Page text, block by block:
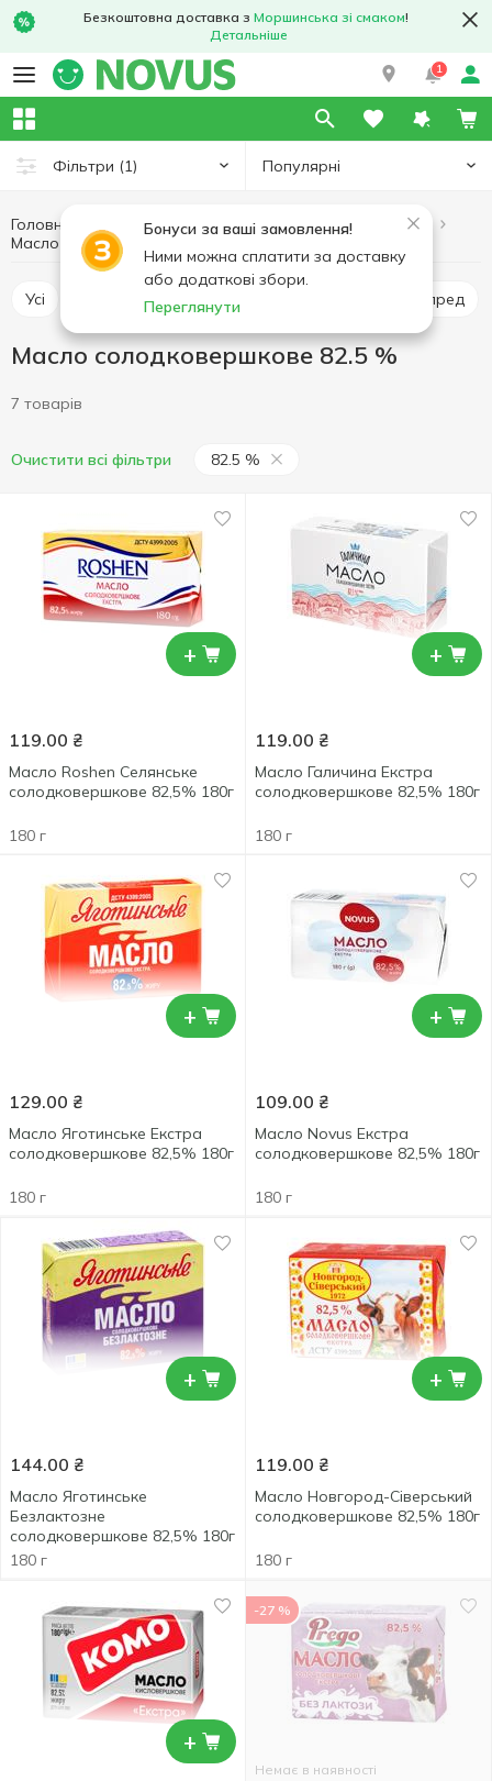
Безкоштовна доставка з Моршинська зі смаком!
Детальніше
1
Фільтри (1) Популярні
Бонуси за ваші замовлення!
Ними можна сплатити за доставку
або додаткові збори.
Переглянути
Головна Яйця та молочні продукти Масло і маргарин
Масло солодковершкове
Усі Масло солодковершкове Спред
Масло солодковершкове 82.5 %
7 товарів
Очистити всі фільтри 82.5 %
+
119.00 ₴
Масло Roshen Селянське
солодковершкове 82,5% 180г
180 г
+
119.00 ₴
Масло Галичина Екстра
солодковершкове 82,5% 180г
180 г
+
129.00 ₴
Масло Яготинське Екстра
солодковершкове 82,5% 180г
180 г
+
109.00 ₴
Масло Novus Екстра
солодковершкове 82,5% 180г
180 г
+
144.00 ₴
Масло Яготинське
Безлактозне
солодковершкове 82,5% 180г
180 г
+
119.00 ₴
Масло Новгород-Сіверський
солодковершкове 82,5% 180г
180 г
+
-27 %
Немає в наявності